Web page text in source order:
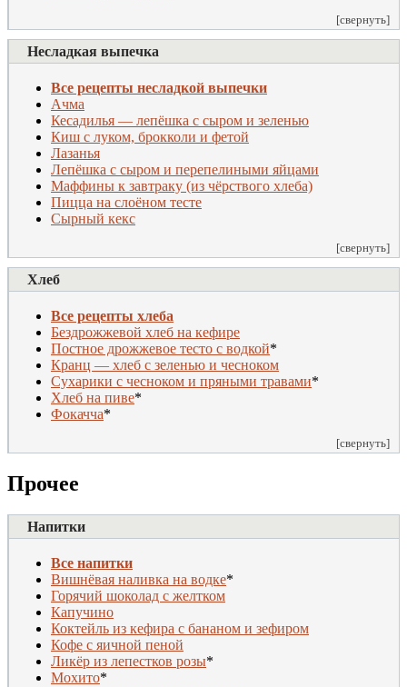
[свернуть]
Несладкая выпечка
Все рецепты несладкой выпечки
Ачма
Кесадилья — лепёшка с сыром и зеленью
Киш с луком, брокколи и фетой
Лазанья
Лепёшка с сыром и перепелиными яйцами
Маффины к завтраку (из чёрствого хлеба)
Пицца на слоёном тесте
Сырный кекс
[свернуть]
Хлеб
Все рецепты хлеба
Бездрожжевой хлеб на кефире
Постное дрожжевое тесто с водкой*
Кранц — хлеб с зеленью и чесноком
Сухарики с чесноком и пряными травами*
Хлеб на пиве*
Фокачча*
[свернуть]
Прочее
Напитки
Все напитки
Вишнёвая наливка на водке*
Горячий шоколад с желтком
Капучино
Коктейль из кефира с бананом и зефиром
Кофе с яичной пеной
Ликёр из лепестков розы*
Мохито*